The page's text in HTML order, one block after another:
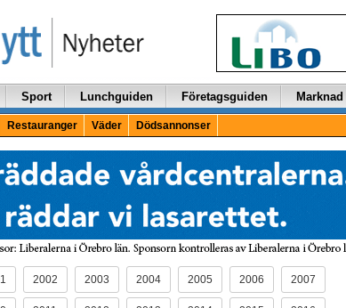
Sport Lunchguiden Företagsguiden Marknad
Restauranger Väder Dödsannonser
2002 2003 2004 2005 2006 2007